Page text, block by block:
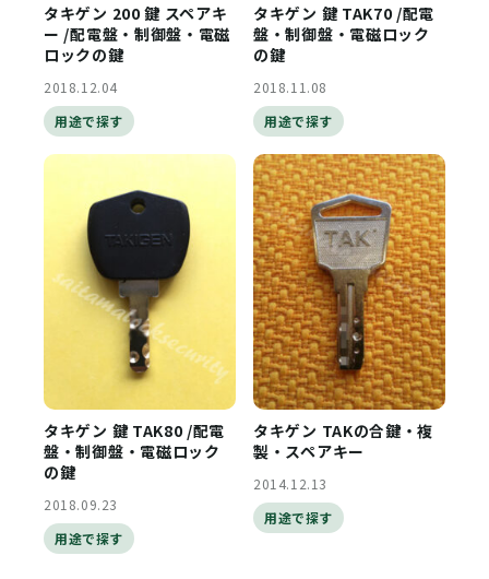
タキゲン 200 鍵 スペアキ
ー /配電盤・制御盤・電磁
ロックの鍵
2018.12.04
用途で探す
タキゲン 鍵 TAK70 /配電
盤・制御盤・電磁ロック
の鍵
2018.11.08
用途で探す
タキゲン 鍵 TAK80 /配電
盤・制御盤・電磁ロック
の鍵
2018.09.23
用途で探す
タキゲン TAKの合鍵・複
製・スペアキー
2014.12.13
用途で探す